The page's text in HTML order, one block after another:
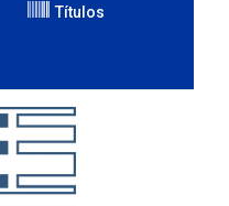
Títulos